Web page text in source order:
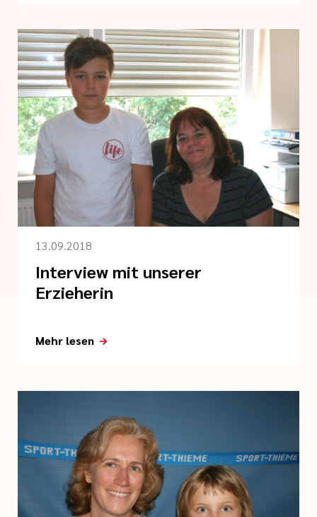
13.09.2018
Interview mit unserer
Erzieherin
Mehr lesen